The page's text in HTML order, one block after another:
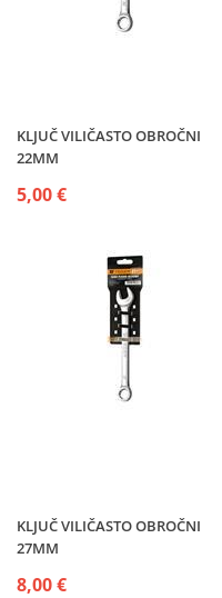
KLJUČ VILIČASTO OBROČNI
22MM
5,00 €
KLJUČ VILIČASTO OBROČNI
27MM
8,00 €